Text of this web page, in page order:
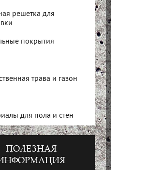
решетка для
покрытия
трава и газон
для пола и стен
ПОЛЕЗНАЯ